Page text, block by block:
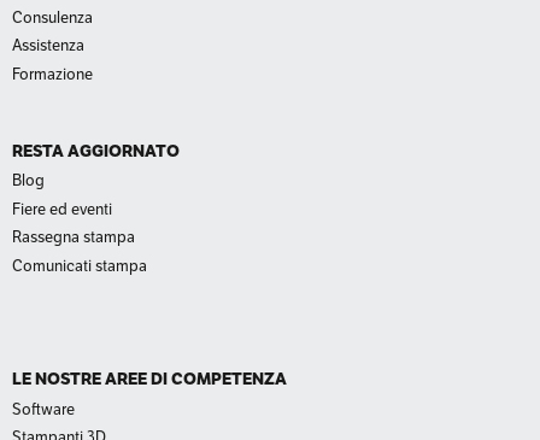
Consulenza
Assistenza
Formazione
RESTA AGGIORNATO
Blog
Fiere ed eventi
Rassegna stampa
Comunicati stampa
LE NOSTRE AREE DI COMPETENZA
Software